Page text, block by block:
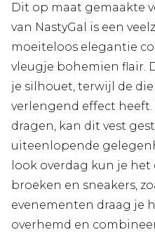
Dit op maat gemaakte
van NastyGal is een
moeiteloos elegantie
vleugje bohemien flair.
je silhouet, terwijl de
verlengend effect
dragen, kan dit vest
uiteenlopende
look overdag kun je
broeken en sneakers,
evenementen draag je
overhemd en